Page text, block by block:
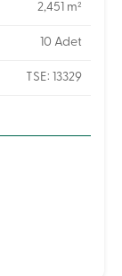
2,451 m²
10 Adet
TSE: 13329